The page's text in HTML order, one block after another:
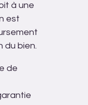
à une
est
du bien.
de